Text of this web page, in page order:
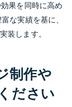
果を同時に高め
な実績を基に、
装します。
制作や
ださい